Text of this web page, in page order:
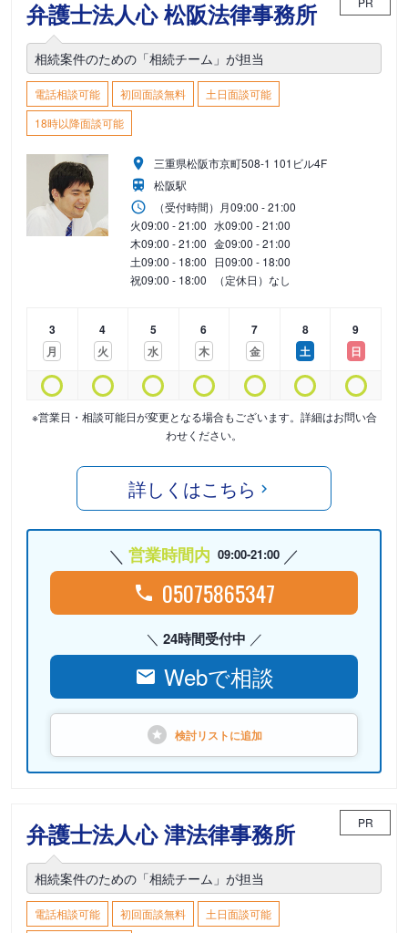
弁護士法人心 松阪法律事務所
相続案件のための「相続チーム」が担当
電話相談可能 初回面談無料
土日面談可能
18時以降面談可能
三重県松阪市京町508-1 101ビル4F
松阪駅
（受付時間） 月09:00 - 21:00
火09:00 - 21:00 水09:00 - 21:00
木09:00 - 21:00 金09:00 - 21:00
土09:00 - 18:00 日09:00 - 18:00
祝09:00 - 18:00 （定休日）なし
3
月
4
火
5
水
6
木
7
金
8
土
9
日
※営業日・相談可能日が変更となる場合もございます。詳細はお問い合
わせください。
詳しくはこちら
営業時間内 09:00-21:00
05075865347
24時間受付中
Webで相談
検討リストに追加
弁護士法人心 津法律事務所 PR
相続案件のための「相続チーム」が担当
電話相談可能 初回面談無料 土日面談可能